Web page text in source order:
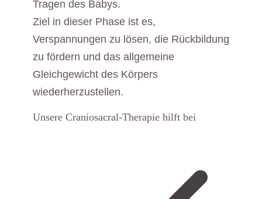
Tragen des Babys.
Ziel in dieser Phase ist es,
Verspannungen zu lösen, die Rückbildung
zu fördern und das allgemeine
Gleichgewicht des Körpers
wiederherzustellen.
Unsere Craniosacral-Therapie hilft bei